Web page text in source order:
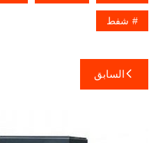
شفط
تصفّح
المقالات
السابق